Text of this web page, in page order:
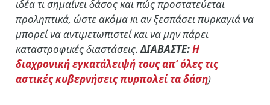
ιδέα τι σημαίνει δάσος και πώς προστατεύεται
προληπτικά, ώστε ακόμα κι αν ξεσπάσει πυρκαγιά να
μπορεί να αντιμετωπιστεί και να μην πάρει
καταστροφικές διαστάσεις.ΔΙΑΒΑΣΤΕ:Η
διαχρονική εγκατάλειψή τους απ’ όλες τις
αστικές κυβερνήσεις πυρπολεί τα δάση)